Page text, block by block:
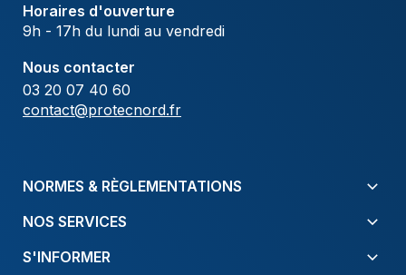
Horaires d'ouverture
9h - 17h du lundi au vendredi
Nous contacter
03 20 07 40 60
contact@protecnord.fr
NORMES & RÈGLEMENTATIONS
NOS SERVICES
S'INFORMER